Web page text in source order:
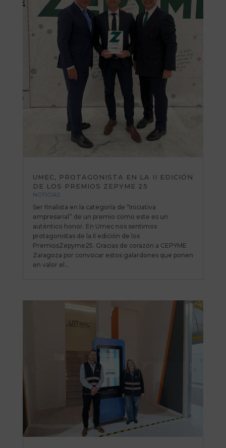
UMEC, PROTAGONISTA EN LA II EDICIÓN
DE LOS PREMIOS ZEPYME 25
NOTICIAS
Ser finalista en la categoría de “Iniciativa
empresarial” de un premio como este es un
auténtico honor. En Umec nos sentimos
protagonistas de la II edición de los
PremiosZepyme25. Gracias de corazón a CEPYME
Zaragoza por convocar estos galardones que ponen
en valor el...